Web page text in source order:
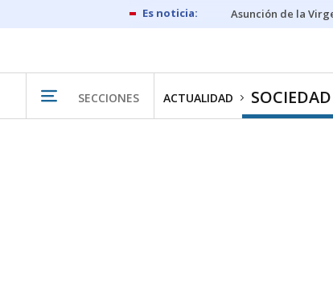
Asunción de la
SECCIONES ACTUALIDAD SOCIEDAD